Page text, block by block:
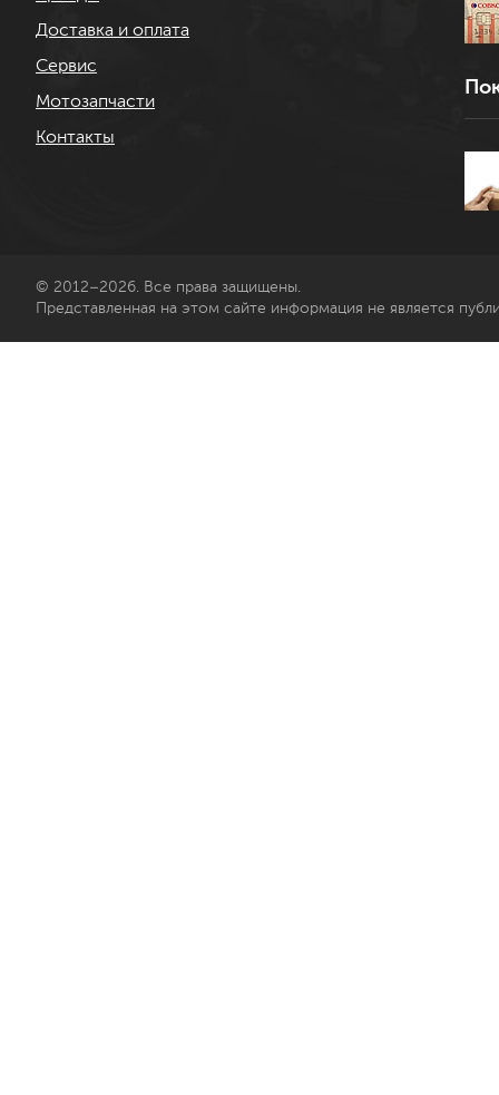
Доставка и оплата
Сервис
Мотозапчасти
Контакты
© 2012–2026. Все права защищены.
Представленная на этом сайте информация не является